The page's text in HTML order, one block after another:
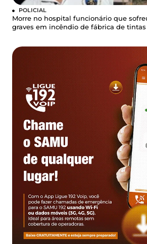
POLICIAL
Morre no hospital funcionário que
graves em incêndio de fábrica de tintas